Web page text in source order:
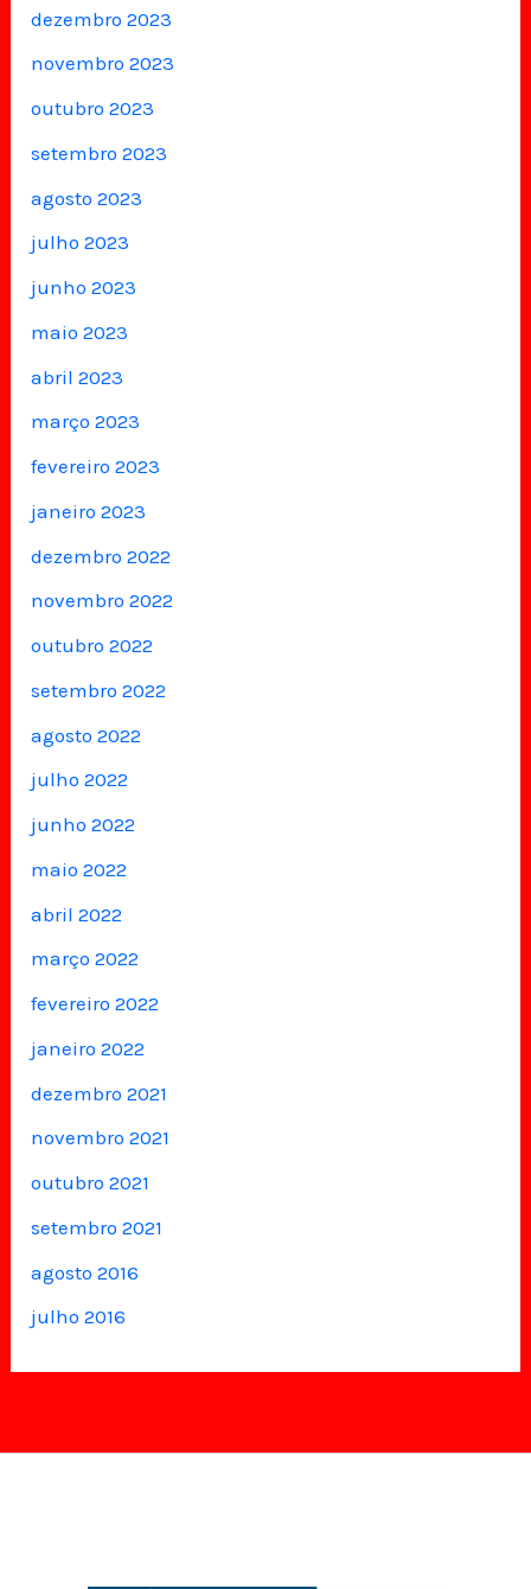
dezembro 2023
novembro 2023
outubro 2023
setembro 2023
agosto 2023
julho 2023
junho 2023
maio 2023
abril 2023
março 2023
fevereiro 2023
janeiro 2023
dezembro 2022
novembro 2022
outubro 2022
setembro 2022
agosto 2022
julho 2022
junho 2022
maio 2022
abril 2022
março 2022
fevereiro 2022
janeiro 2022
dezembro 2021
novembro 2021
outubro 2021
setembro 2021
agosto 2016
julho 2016